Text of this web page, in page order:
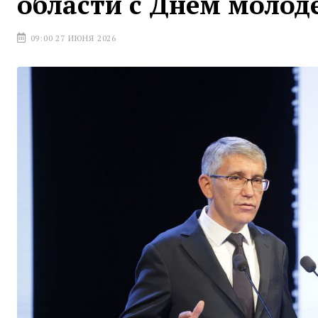
09:00 27 ИЮНЯ 2026